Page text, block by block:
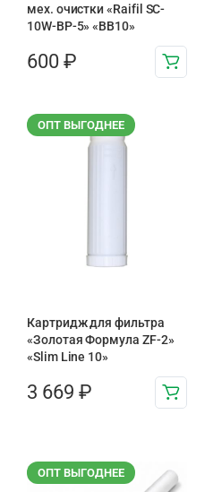
мех. очистки «Raifil SC-
10W-BP-5» «BB10»
600 ₽
ОПТ ВЫГОДНЕЕ
Картридж для фильтра
«Золотая Формула ZF-2»
«Slim Line 10»
3 669 ₽
ОПТ ВЫГОДНЕЕ